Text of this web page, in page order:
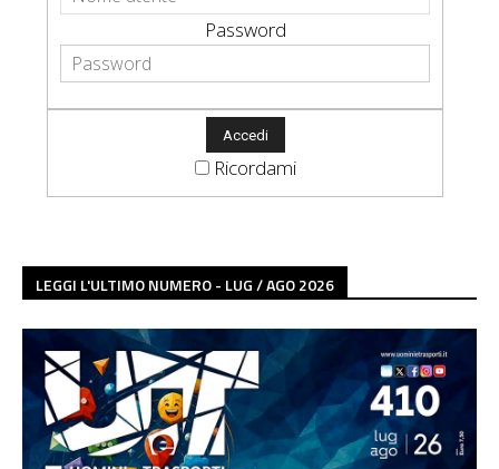
Password
Ricordami
LEGGI L'ULTIMO NUMERO - LUG / AGO 2026